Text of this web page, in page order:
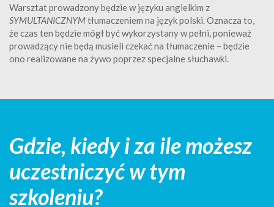
Warsztat prowadzony będzie w języku angielkim z
SYMULTANICZNYMtłumaczeniem na język polski. Oznacza to,
że czas ten będzie mógł być wykorzystany w pełni, ponieważ
prowadzący nie będą musieli czekać na tłumaczenie – będzie
ono realizowane na żywo poprzez specjalne słuchawki.
Gdzie, kiedy i za ile możesz
uczestniczyć w tym
szkoleniu?